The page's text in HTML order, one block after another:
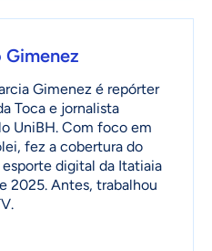
Gimenez
Gimenez é repórter
Toca e jornalista
UniBH. Com foco em
fez a cobertura do
digital da Itatiaia
2025. Antes, trabalhou